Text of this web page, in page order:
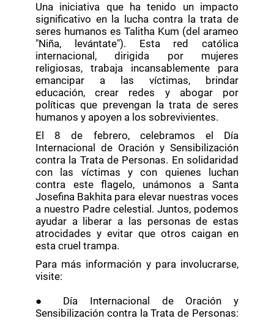
Una iniciativa que ha tenido un impacto
significativo en la lucha contra la trata de
seres humanos es Talitha Kum (del arameo
"Niña, levántate"). Esta red católica
internacional, dirigida por mujeres
religiosas, trabaja incansablemente para
emancipar a las víctimas, brindar
educación, crear redes y abogar por
políticas que prevengan la trata de seres
humanos y apoyen a los sobrevivientes.
El 8 de febrero, celebramos el Día
Internacional de Oración y Sensibilización
contra la Trata de Personas. En solidaridad
con las víctimas y con quienes luchan
contra este flagelo, unámonos a Santa
Josefina Bakhita para elevar nuestras voces
a nuestro Padre celestial. Juntos, podemos
ayudar a liberar a las personas de estas
atrocidades y evitar que otros caigan en
esta cruel trampa.
Para más información y para involucrarse,
visite:
● Día Internacional de Oración y
Sensibilización contra la Trata de Personas: